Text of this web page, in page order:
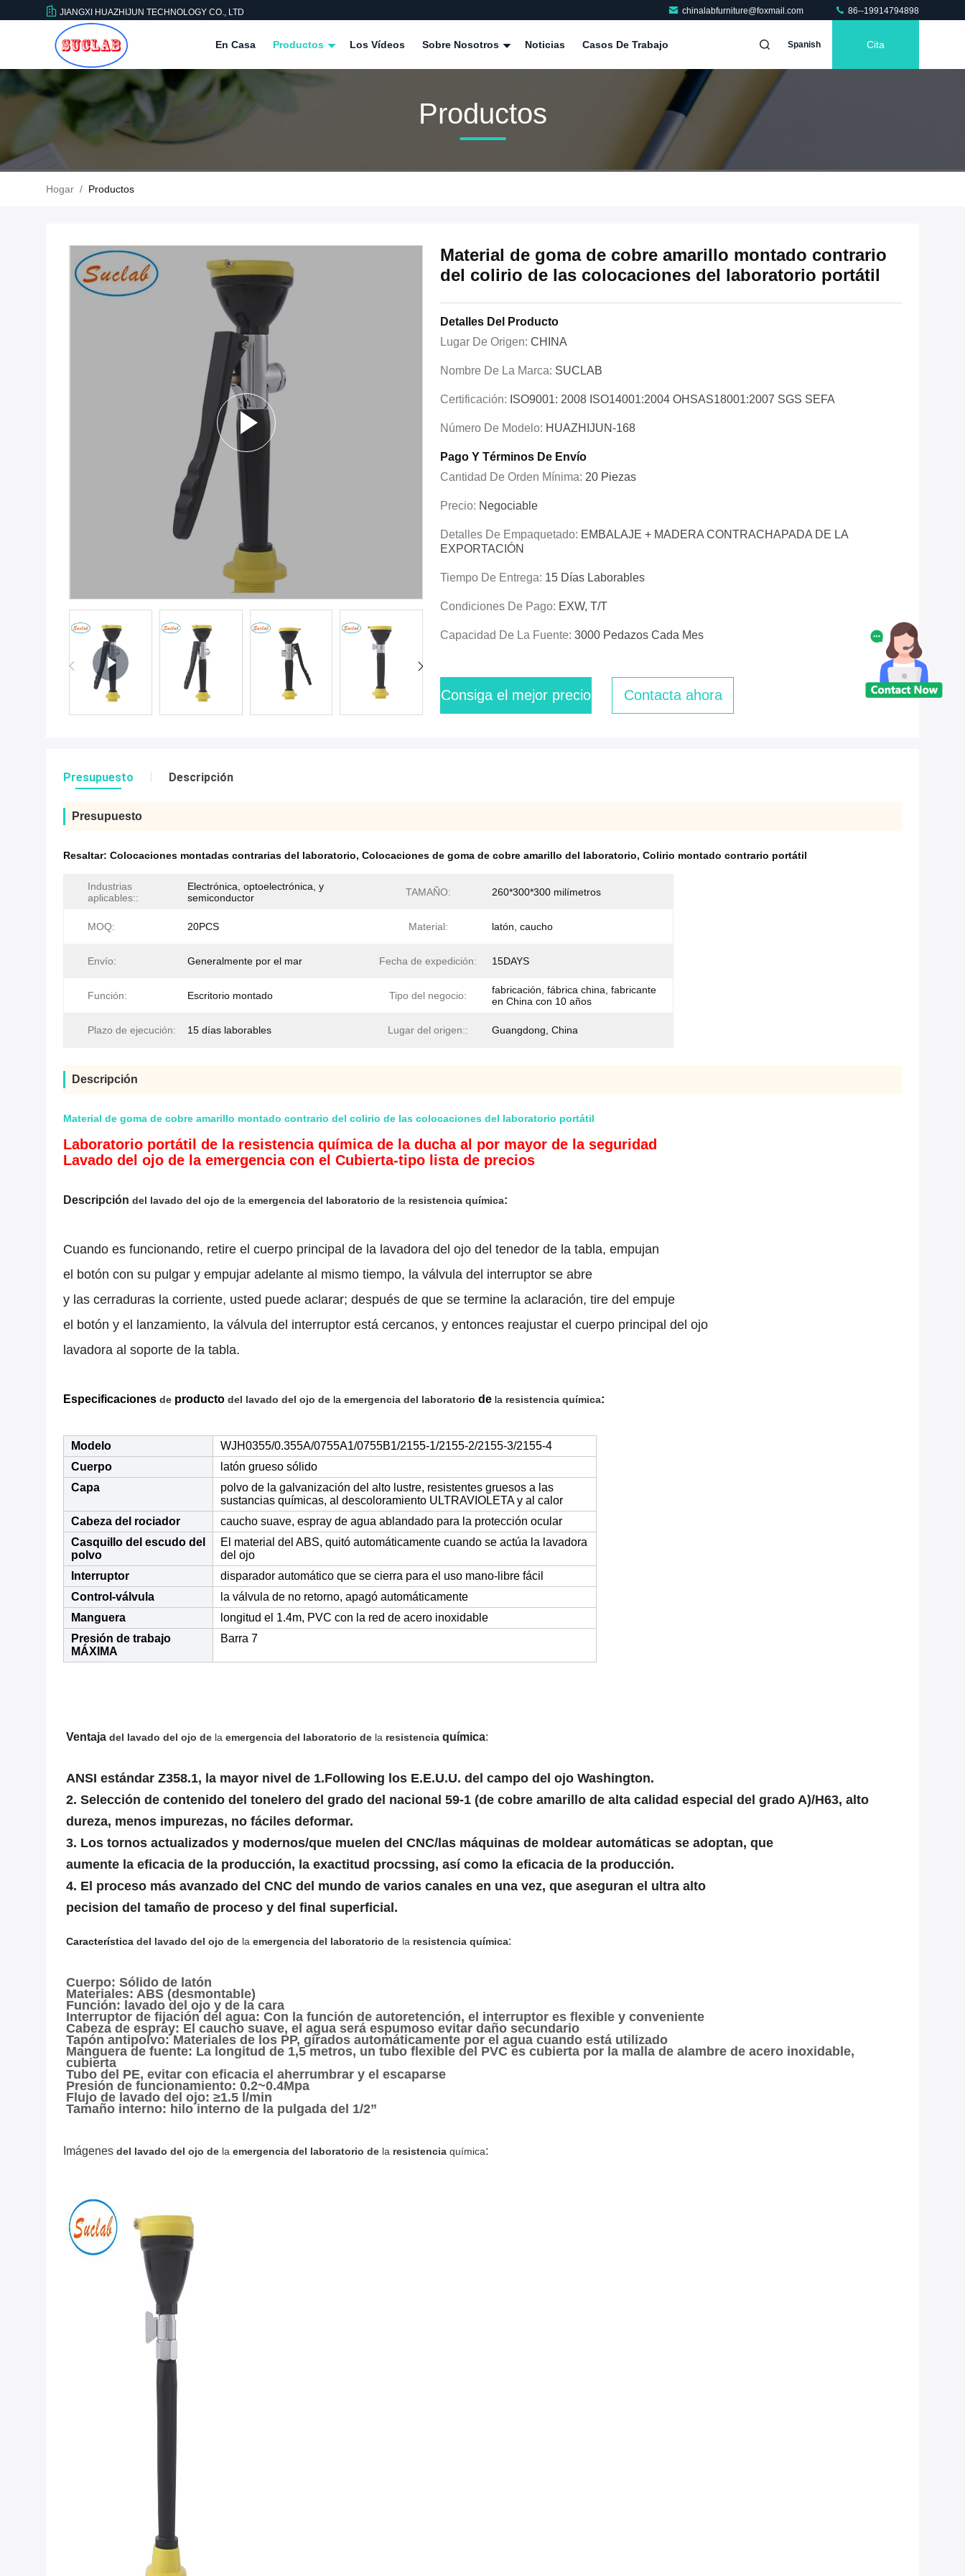
JIANGXI HUAZHIJUN TECHNOLOGY CO., LTD chinalabfurniture@foxmail.com 86--19914794898
En Casa Productos Los Vídeos Sobre Nosotros Noticias Casos De Trabajo Spanish Cita
Productos
Hogar / Productos
Material de goma de cobre amarillo montado contrario
del colirio de las colocaciones del laboratorio portátil
Detalles Del Producto
Lugar De Origen: CHINA
Nombre De La Marca: SUCLAB
Certificación: ISO9001: 2008 ISO14001:2004 OHSAS18001:2007 SGS SEFA
Número De Modelo: HUAZHIJUN-168
Pago Y Términos De Envío
Cantidad De Orden Mínima: 20 Piezas
Precio: Negociable
Detalles De Empaquetado: EMBALAJE + MADERA CONTRACHAPADA DE LA
EXPORTACIÓN
Tiempo De Entrega: 15 Días Laborables
Condiciones De Pago: EXW, T/T
Capacidad De La Fuente: 3000 Pedazos Cada Mes
Consiga el mejor precio Contacta ahora
Presupuesto Descripción
Presupuesto
Resaltar: Colocaciones montadas contrarias del laboratorio, Colocaciones de goma de cobre amarillo del laboratorio, Colirio montado contrario portátil
Industrias
aplicables::
Electrónica, optoelectrónica, y
semiconductor
TAMAÑO: 260*300*300 milímetros
MOQ: 20PCS Material: latón, caucho
Envío: Generalmente por el mar Fecha de expedición: 15DAYS
Función: Escritorio montado Tipo del negocio:
fabricación, fábrica china, fabricante
en China con 10 años
Plazo de ejecución: 15 días laborables Lugar del origen:: Guangdong, China
Descripción
Material de goma de cobre amarillo montado contrario del colirio de las colocaciones del laboratorio portátil
Laboratorio portátil de la resistencia química de la ducha al por mayor de la seguridad
Lavado del ojo de la emergencia con el Cubierta-tipo lista de precios
Descripción del lavado del ojo de la emergencia del laboratorio de la resistencia química:
Cuando es funcionando, retire el cuerpo principal de la lavadora del ojo del tenedor de la tabla, empujan
el botón con su pulgar y empujar adelante al mismo tiempo, la válvula del interruptor se abre
y las cerraduras la corriente, usted puede aclarar; después de que se termine la aclaración, tire del empuje
el botón y el lanzamiento, la válvula del interruptor está cercanos, y entonces reajustar el cuerpo principal del ojo
lavadora al soporte de la tabla.
Especificaciones de producto del lavado del ojo de la emergencia del laboratorio de la resistencia química:
Modelo
WJH0355/0.355A/0755A1/0755B1/2155-1/2155-2/2155-3/2155-4
Cuerpo
latón grueso sólido
Capa
polvo de la galvanización del alto lustre, resistentes gruesos a las
sustancias químicas, al descoloramiento ULTRAVIOLETA y al calor
Cabeza del rociador
caucho suave, espray de agua ablandado para la protección ocular
Casquillo del escudo del
polvo
El material del ABS, quitó automáticamente cuando se actúa la lavadora
del ojo
Interruptor
disparador automático que se cierra para el uso mano-libre fácil
Control-válvula
la válvula de no retorno, apagó automáticamente
Manguera
longitud el 1.4m, PVC con la red de acero inoxidable
Presión de trabajo
MÁXIMA
Barra 7
Ventaja del lavado del ojo de la emergencia del laboratorio de la resistencia química:
ANSI estándar Z358.1, la mayor nivel de 1.Following los E.E.U.U. del campo del ojo Washington.
2. Selección de contenido del tonelero del grado del nacional 59-1 (de cobre amarillo de alta calidad especial del grado A)/H63, alto
dureza, menos impurezas, no fáciles deformar.
3. Los tornos actualizados y modernos/que muelen del CNC/las máquinas de moldear automáticas se adoptan, que
aumente la eficacia de la producción, la exactitud procssing, así como la eficacia de la producción.
4. El proceso más avanzado del CNC del mundo de varios canales en una vez, que aseguran el ultra alto
pecision del tamaño de proceso y del final superficial.
Característica del lavado del ojo de la emergencia del laboratorio de la resistencia química:
Cuerpo: Sólido de latón
Materiales: ABS (desmontable)
Función: lavado del ojo y de la cara
Interruptor de fijación del agua: Con la función de autoretención, el interruptor es flexible y conveniente
Cabeza de espray: El caucho suave, el agua será espumoso evitar daño secundario
Tapón antipolvo: Materiales de los PP, girados automáticamente por el agua cuando está utilizado
Manguera de fuente: La longitud de 1,5 metros, un tubo flexible del PVC es cubierta por la malla de alambre de acero inoxidable,
cubierta
Tubo del PE, evitar con eficacia el aherrumbrar y el escaparse
Presión de funcionamiento: 0.2~0.4Mpa
Flujo de lavado del ojo: ≥1.5 l/min
Tamaño interno: hilo interno de la pulgada del 1/2”
Imágenes del lavado del ojo de la emergencia del laboratorio de la resistencia química: